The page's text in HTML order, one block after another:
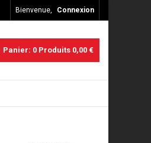
Bienvenue, Connexion
Panier: 0 Produits 0,00 €